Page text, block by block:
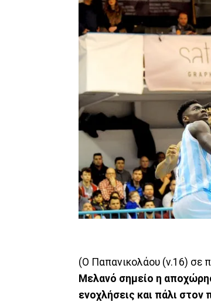
(Ο Παπανικολάου (ν.16) σε
Μελανό σημείο η
ενοχλήσεις και πάλι